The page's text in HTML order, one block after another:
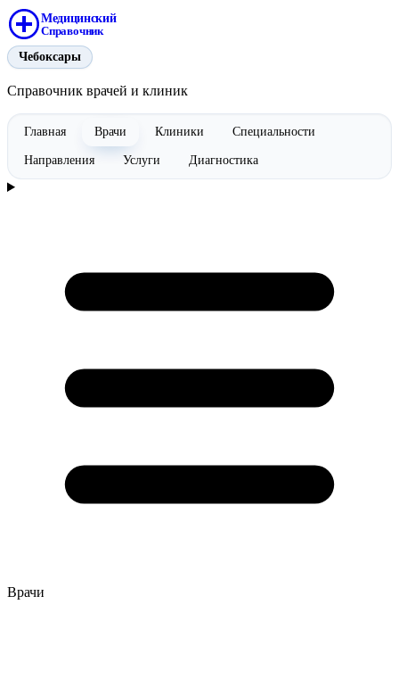
Медицинский
Справочник
Чебоксары
Справочник врачей и клиник
Главная Врачи Клиники Специальности
Направления Услуги Диагностика
Врачи